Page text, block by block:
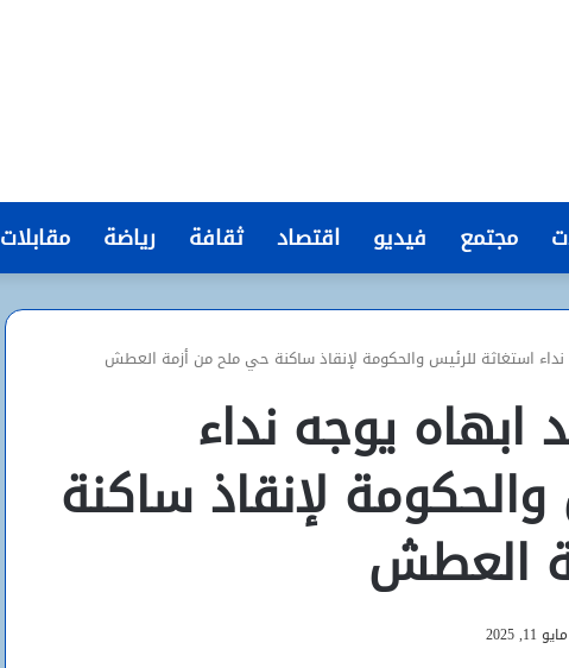
مجتمع فيديو اقتصاد ثقافة رياضة مقابلات
نداء استغاثة للرئيس والحكومة لإنقاذ ساكنة حي ملح من أزمة العطش
ابهاه يوجه نداء
لإنقاذ ساكنة
العطش
2025